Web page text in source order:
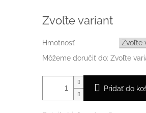
cena:
Zvoľte variant
Hmotnosť
Môžeme doručiť do: Zvoľte
Pridať do